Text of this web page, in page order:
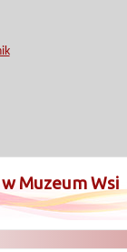
Muzeum Wsi